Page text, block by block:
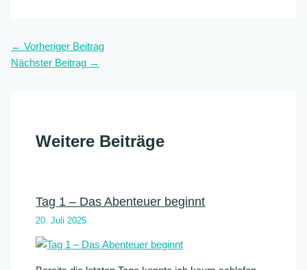
← Vorheriger Beitrag
Nächster Beitrag →
Weitere Beiträge
Tag 1 – Das Abenteuer beginnt
20. Juli 2025